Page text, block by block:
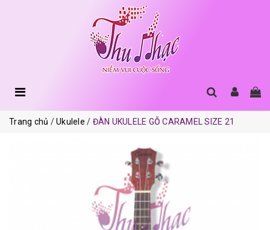
Trang chủ Ukulele ĐÀN UKULELE GỖ CARAMEL SIZE 21